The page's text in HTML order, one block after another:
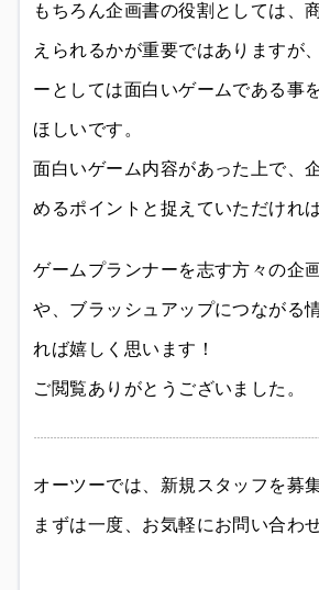
もちろん企画書の役割としては、
えられるかが重要ではありますが
ーとしては面白いゲームである事
ほしいです。
面白いゲーム内容があった上で、
めるポイントと捉えていただけれ
ゲームプランナーを志す方々の企
や、ブラッシュアップにつながる
れば嬉しく思います！
ご閲覧ありがとうございました。
オーツーでは、新規スタッフを募
まずは一度、お気軽にお問い合わ